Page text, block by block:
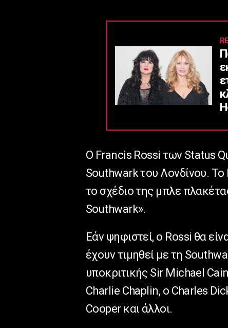
Ο Francis Rossi των Status
Southwark του Λονδίνου.
το σχέδιο της μπλε
Southwark».
Εάν ψηφιστεί, ο Rossi θα
έχουν τιμηθεί με τη
υποκριτικής Sir Michael
Charlie Chaplin, ο Charles
Cooper και άλλοι.